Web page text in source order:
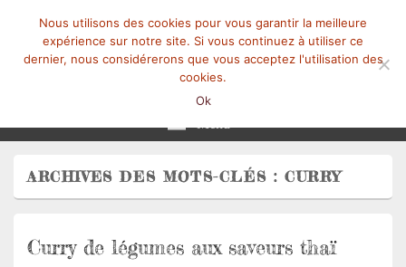
ARCHIVES DES MOTS-CLÉS :CURRY
Curry de légumes aux saveurs thaï
Nous utilisons des cookies pour vous garantir la meilleure
expérience sur notre site. Si vous continuez à utiliser ce
dernier, nous considérerons que vous acceptez l'utilisation des
cookies.
Ok